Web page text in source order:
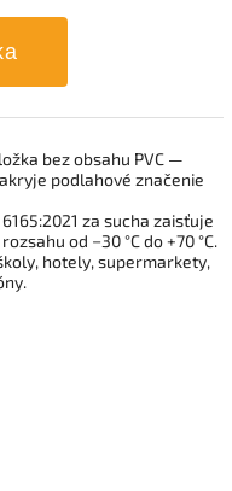
bez obsahu PVC —
podlahové značenie
za sucha zaisťuje
od −30 °C do +70 °C.
hotely, supermarkety,